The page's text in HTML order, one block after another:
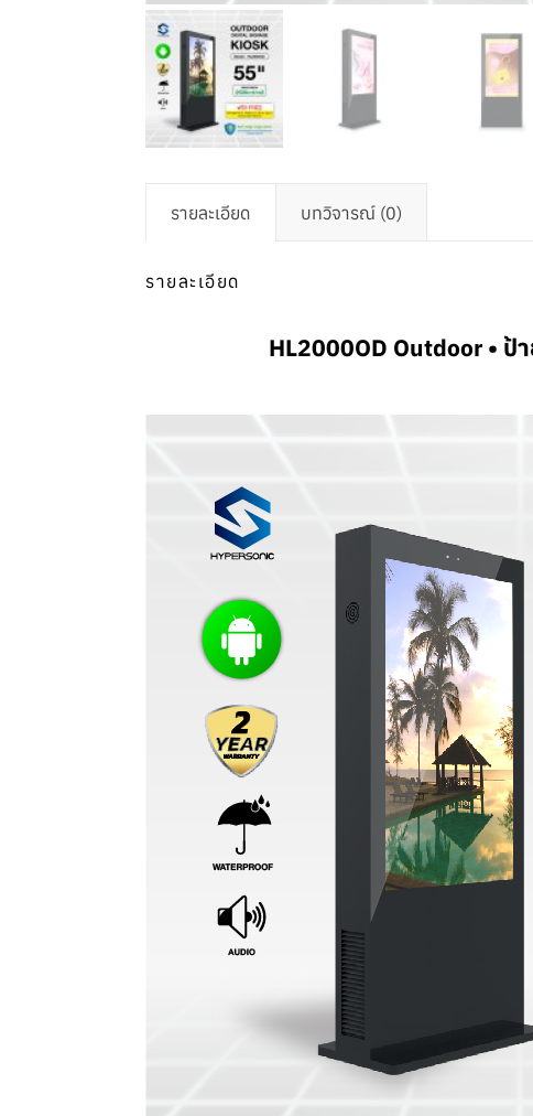
รายละเอียด บทวิจารณ์ (0)
รายละเอียด
HL2000OD Outdoor •